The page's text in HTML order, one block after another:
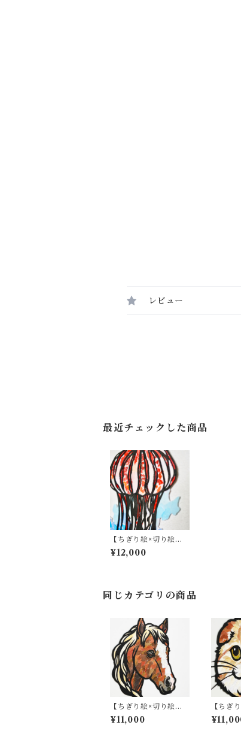
レビュー
最近チェックした商品
【ちぎり絵×切り絵】
原画アート『ku-rage
（海月）』
¥12,000
同じカテゴリの商品
【ちぎり絵×切り絵】
原画アート 『horse
（馬）』
¥11,000
【ちぎ
原画ア
t #01（